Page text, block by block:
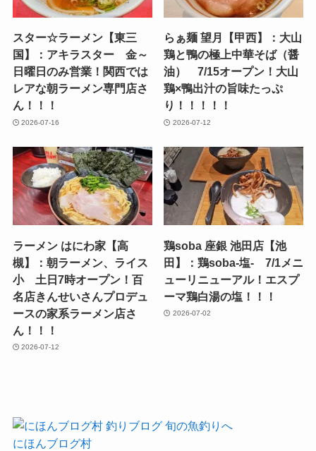
スター☆ラーメン【東三
国】：アキラスター 金～
日曜日のみ営業！関西では
レアな朝ラーメン専門店さ
ん！！！
2026-07-16
らぁ麺 望月【甲西】：大山
鶏と鴨の極上中華そば（醤
油） 7/15オープン！大山
鶏×鴨出汁の旨味たっぷ
り！！！！！
2026-07-12
ラーメン はにわ家【高
槻】：朝ラーメン、ライス
小 土日7時オープン！百
名店きんせいさんプロデュ
ースの家系ラーメン店さ
ん！！！
2026-07-12
鶏soba 座銀 池田店【池
田】：鶏soba-塩- 7/1メニ
ューリニューアル！エスプ
ーマ鶏白湯の塩！！！
2026-07-02
にほんブログ村